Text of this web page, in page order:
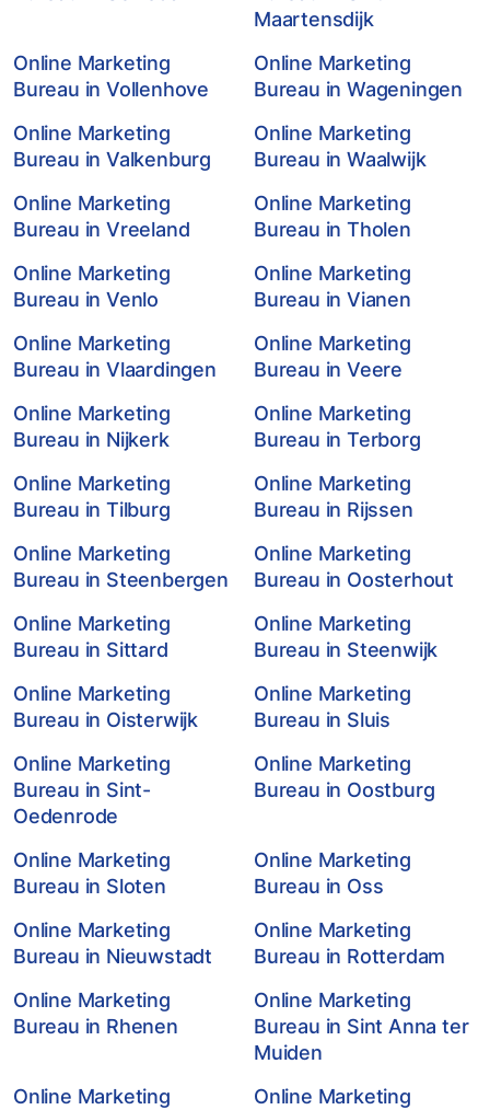
Maartensdijk
Online Marketing
Bureau in Vollenhove
Online Marketing
Bureau in Wageningen
Online Marketing
Bureau in Valkenburg
Online Marketing
Bureau in Waalwijk
Online Marketing
Bureau in Vreeland
Online Marketing
Bureau in Tholen
Online Marketing
Bureau in Venlo
Online Marketing
Bureau in Vianen
Online Marketing
Bureau in Vlaardingen
Online Marketing
Bureau in Veere
Online Marketing
Bureau in Nijkerk
Online Marketing
Bureau in Terborg
Online Marketing
Bureau in Tilburg
Online Marketing
Bureau in Rijssen
Online Marketing
Bureau in Steenbergen
Online Marketing
Bureau in Oosterhout
Online Marketing
Bureau in Sittard
Online Marketing
Bureau in Steenwijk
Online Marketing
Bureau in Oisterwijk
Online Marketing
Bureau in Sluis
Online Marketing
Bureau in Sint-
Oedenrode
Online Marketing
Bureau in Oostburg
Online Marketing
Bureau in Sloten
Online Marketing
Bureau in Oss
Online Marketing
Bureau in Nieuwstadt
Online Marketing
Bureau in Rotterdam
Online Marketing
Bureau in Rhenen
Online Marketing
Bureau in Sint Anna ter
Muiden
Online Marketing
Online Marketing